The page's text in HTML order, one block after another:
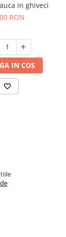
in ghiveci
RON
IN COS